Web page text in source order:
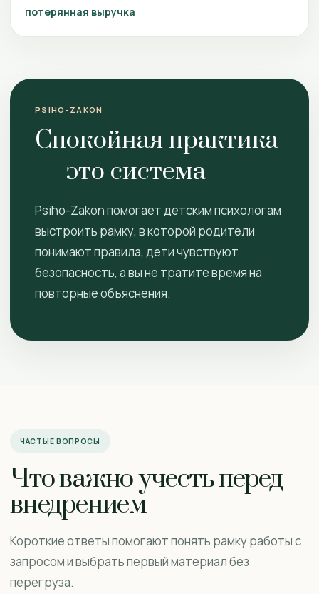
потерянная выручка
PSIHO-ZAKON
Спокойная практика
— это система
Psiho-Zakon помогает детским психологам
выстроить рамку, в которой родители
понимают правила, дети чувствуют
безопасность, а вы не тратите время на
повторные объяснения.
ЧАСТЫЕ ВОПРОСЫ
Что важно учесть перед
внедрением
Короткие ответы помогают понять рамку работы с
запросом и выбрать первый материал без
перегруза.